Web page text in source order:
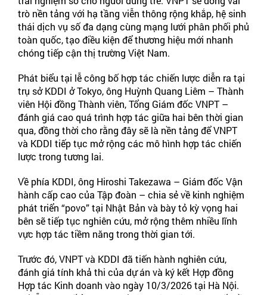
trò nền tảng với hạ tầng viễn thông rộng khắp, hệ sinh
thái dịch vụ số đa dạng cùng mạng lưới phân phối phủ
toàn quốc, tạo điều kiện để thương hiệu mới nhanh
chóng tiếp cận thị trường Việt Nam.
Phát biểu tại lễ công bố hợp tác chiến lược diễn ra tại
trụ sở KDDI ở Tokyo, ông Huỳnh Quang Liêm – Thành
viên Hội đồng Thành viên, Tổng Giám đốc VNPT –
đánh giá cao quá trình hợp tác giữa hai bên thời gian
qua, đồng thời cho rằng đây sẽ là nền tảng để VNPT
và KDDI tiếp tục mở rộng các mô hình hợp tác chiến
lược trong tương lai.
Về phía KDDI, ông Hiroshi Takezawa – Giám đốc Vận
hành cấp cao của Tập đoàn – chia sẻ về kinh nghiệm
phát triển “povo” tại Nhật Bản và bày tỏ kỳ vọng hai
bên sẽ tiếp tục nghiên cứu, mở rộng thêm nhiều lĩnh
vực hợp tác tiềm năng trong thời gian tới.
Trước đó, VNPT và KDDI đã tiến hành nghiên cứu,
đánh giá tính khả thi của dự án và ký kết Hợp đồng
Hợp tác Kinh doanh vào ngày 10/3/2026 tại Hà Nội.